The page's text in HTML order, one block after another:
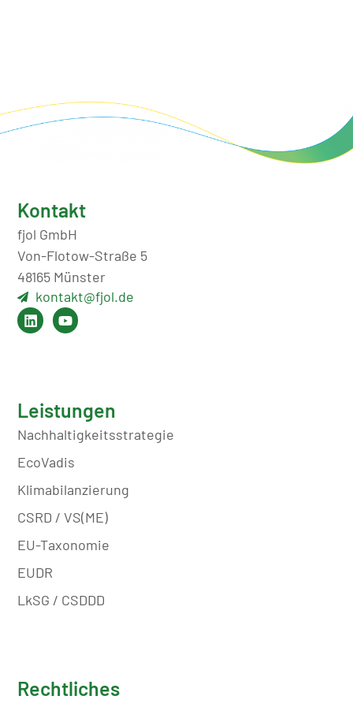
Kontakt
fjol GmbH
Von-Flotow-Straße 5
48165 Münster
kontakt@fjol.de
Leistungen
Nachhaltigkeitsstrategie
EcoVadis
Klimabilanzierung
CSRD / VS(ME)
EU-Taxonomie
EUDR
LkSG / CSDDD
Rechtliches